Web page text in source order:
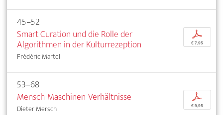
45–52
Smart Curation und die Rolle der
Algorithmen in der Kulturrezeption
Frédéric Martel
p
€ 7,95
53–68
Mensch-Maschinen-Verhältnisse
Dieter Mersch
p
€ 9,95